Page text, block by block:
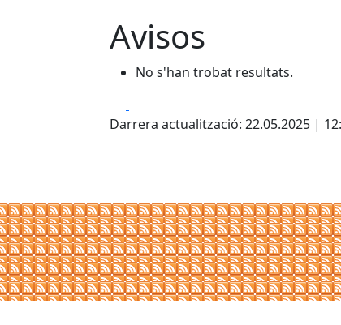
Avisos
No s'han trobat resultats.
Darrera actualització: 22.05.2025 |